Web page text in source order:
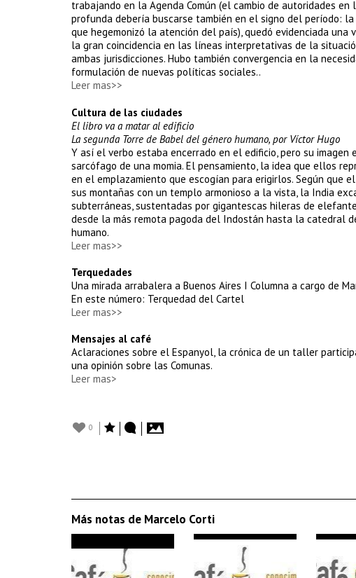
trabajando en la Agenda Común (el cambio de autoridades
profunda debería buscarse también en el signo del período:
que hegemonizó la atención del país), quedó evidenciada
la gran coincidencia en las líneas interpretativas de la
ambas jurisdicciones. Hubo también convergencia en la
formulación de nuevas políticas sociales..
Leer mas>>
Cultura de las ciudades
El libro va a matar al edificio
La segunda Torre de Babel del género humano, por Víctor Hugo
Y así el verbo estaba encerrado en el edificio, pero su
sarcófago de una momia. El pensamiento, la idea que ellos
en el emplazamiento que escogían para erigirlos. Según que
sus montañas con un templo armonioso a la vista, la India
subterráneas, sustentadas por gigantescas hileras de
desde la más remota pagoda del Indostán hasta la catedral
humano.
Leer mas>>
Terquedades
Una mirada arrabalera a Buenos Aires I Columna a cargo de
En este número: Terquedad del Cartel
Leer mas>>
Mensajes al café
Aclaraciones sobre el Espanyol, la crónica de un taller
una opinión sobre las Comunas.
Leer mas>
0
Más notas de Marcelo Corti